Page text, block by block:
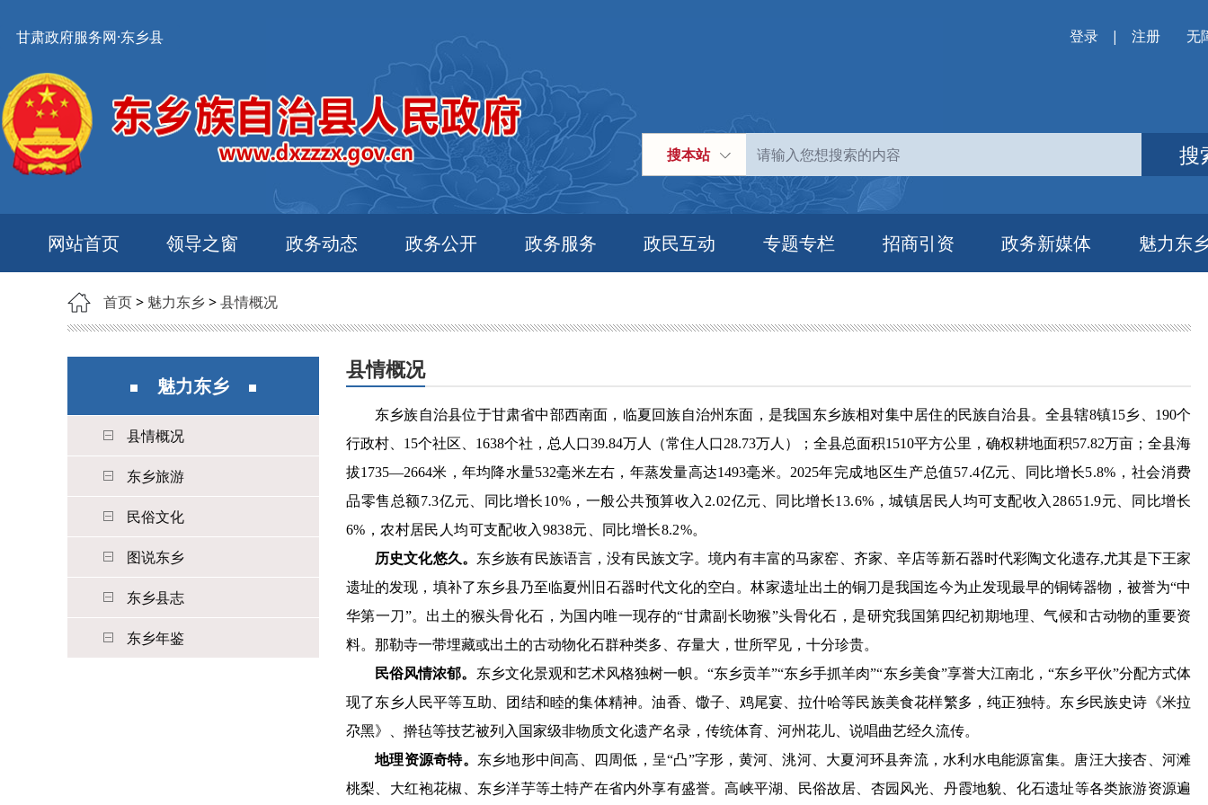
甘肃政府服务网·东乡县 登录 | 注册 无
搜本站 搜
网站首页 领导之窗 政务动态 政务公开 政务服务 政民互动 专题专栏 招商引资 政务新媒体 魅力东
首页> 魅力东乡>县情概况
魅力东乡
县情概况
东乡旅游
民俗文化
图说东乡
东乡县志
东乡年鉴
县情概况
东乡族自治县位于甘肃省中部西南面，临夏回族自治州东面，是我国东乡族相对集中居住的民族自治县。全县辖8镇15乡、 190个
行政村、15个社区、1638个社， 总人口39.84万人 （常住人口28.73万人）
；全县总面积1510平方公里，确权耕地面积57.82万亩；全县海
拔1735—2664米，年均降水量532毫米左右，年蒸发量高达1493毫米。2025年完成地区生产总值57.4亿元、同比增长5.8%，社会消费
品零售总额7.3亿元、同比增长10%，一般公共预算收入2.02亿元、同比增长13.6%，城镇居民人均可支配收入28651.9元、同比增长
6%，农村居民人均可支配收入9838元、同比增长8.2%。
历史文化悠久。 东乡族有民族语言，没有民族文字。境内有丰富的马家窑、齐家、辛店等新石器时代彩陶文化遗存,尤其是下王家
遗址的发现，填补了东乡县乃至临夏州旧石器时代文化的空白。林家遗址出土的铜刀是我国迄今为止发现最早的铜铸器物，被誉为“中
华第一刀”。出土的猴头骨化石，为国内唯一现存的“甘肃副长吻猴”头骨化石，是研究我国第四纪初期地理、气候和古动物的重要资
料。那勒寺一带埋藏或出土的古动物化石群种类多、存量大，世所罕见，十分珍贵。
民俗风情浓郁。 东乡文化景观和艺术风格独树一帜。 “东乡贡羊”“东乡手抓羊肉”“东乡美食”享誉大江南北，“东乡平伙”分配方式体
现了东乡人民平等互助、团结和睦的集体精神。油香、馓子、鸡尾宴、拉什哈等民族美食花样繁多，纯正独特。东乡民族史诗《米拉
尕黑》、擀毡等技艺被列入国家级非物质文化遗产名录，传统体育、河州花儿、说唱曲艺经久流传。
地理资源奇特。 东乡地形中间高、四周低，呈“凸”字形，黄河、洮河、大夏河环县奔流，水利水电能源富集。唐汪大接杏、河滩
桃梨、大红袍花椒、东乡洋芋等土特产在省内外享有盛誉。高峡平湖、民俗故居、杏园风光、丹霞地貌、化石遗址等各类旅游资源遍